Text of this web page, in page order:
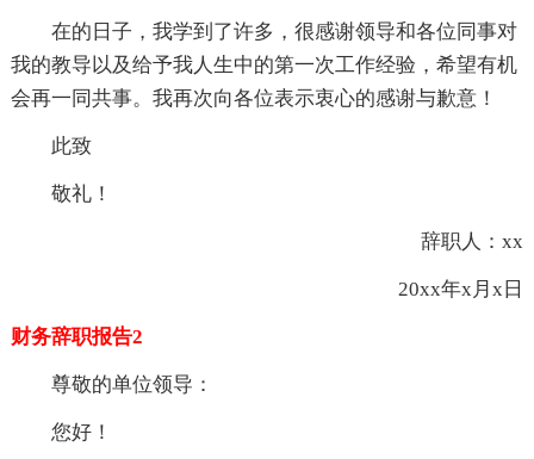
在的日子，我学到了许多，很感谢领导和各位同事对
我的教导以及给予我人生中的第一次工作经验，希望有机
会再一同共事。我再次向各位表示衷心的感谢与歉意！
此致
敬礼！
辞职人：xx
20xx年x月x日
财务辞职报告2
尊敬的单位领导：
您好！